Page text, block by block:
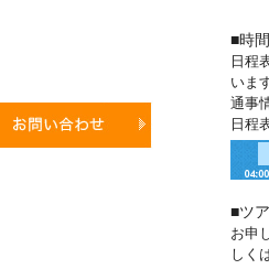
■時
日程
いま
通事
日程
■ツ
お申
しく